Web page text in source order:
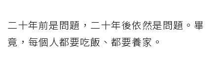
二十年前是問題，二十年後依然是問題。畢
竟，每個人都要吃飯、都要養家。